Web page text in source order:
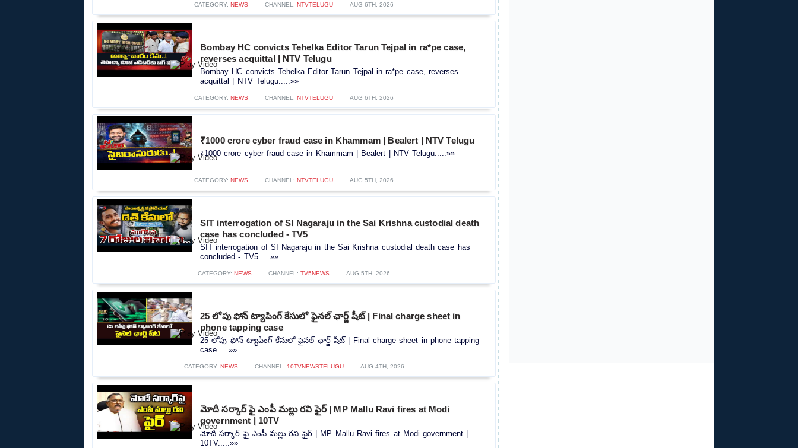
CATEGORY: NEWS CHANNEL: NTVTELUGU AUG 6TH, 2026
Bombay HC convicts Tehelka Editor Tarun Tejpal in ra*pe case,
reverses acquittal | NTV Telugu
Bombay HC convicts Tehelka Editor Tarun Tejpal in ra*pe case, reverses
acquittal | NTV Telugu.....»»
CATEGORY: NEWS CHANNEL: NTVTELUGU AUG 6TH, 2026
₹1000 crore cyber fraud case in Khammam | Bealert | NTV Telugu
₹1000 crore cyber fraud case in Khammam | Bealert | NTV Telugu.....»»
CATEGORY: NEWS CHANNEL: NTVTELUGU AUG 5TH, 2026
SIT interrogation of SI Nagaraju in the Sai Krishna custodial death
case has concluded - TV5
SIT interrogation of SI Nagaraju in the Sai Krishna custodial death case has
concluded - TV5.....»»
CATEGORY: NEWS CHANNEL: TV5NEWS AUG 5TH, 2026
25 లోపు ఫోన్ ట్యాపింగ్ కేసులో ఫైనల్ ఛార్జ్ షీట్ | Final charge sheet in
phone tapping case
25 లోపు ఫోన్ ట్యాపింగ్ కేసులో ఫైనల్ ఛార్జ్ షీట్ | Final charge sheet in phone tapping
case.....»»
CATEGORY: NEWS CHANNEL: 10TVNEWSTELUGU AUG 4TH, 2026
మోదీ సర్కార్ ఫై ఎంపీ మల్లు రవి ఫైర్ | MP Mallu Ravi fires at Modi
government | 10TV
మోదీ సర్కార్ ఫై ఎంపీ మల్లు రవి ఫైర్ | MP Mallu Ravi fires at Modi government |
10TV.....»»